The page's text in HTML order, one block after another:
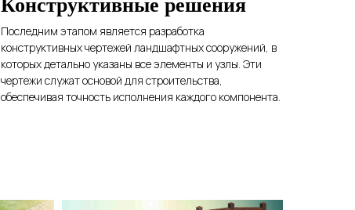
Последним этапом является разработка
конструктивных чертежей ландшафтных сооружений, в
которых детально указаны все элементы и узлы. Эти
чертежи служат основой для строительства,
обеспечивая точность исполнения каждого компонента.